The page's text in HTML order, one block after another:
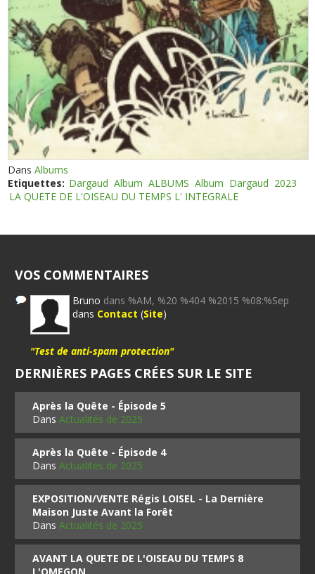
DansAlbums
Etiquettes: Dargaud Album ALBUMS Album Dargaud 2023
LA QUETE DE L'OISEAU DU TEMPS L' INTEGRALE
VOS COMMENTAIRES
Bruno dans %AM, %20 %404 %2015 %08:%Sep
dans Contact (Site)
"Test de anti-spam protection"
DERNIÈRES PAGES CRÉES SUR LE SITE
Après la Quête - Épisode 5
DansActualités de 2025
Après la Quête - Épisode 4
DansActualités de 2025
EXPOSITION/VENTE Régis LOISEL - La Dernière
Maison Juste Avant la Forêt
DansActualités de 2025
AVANT LA QUETE DE L'OISEAU DU TEMPS 8